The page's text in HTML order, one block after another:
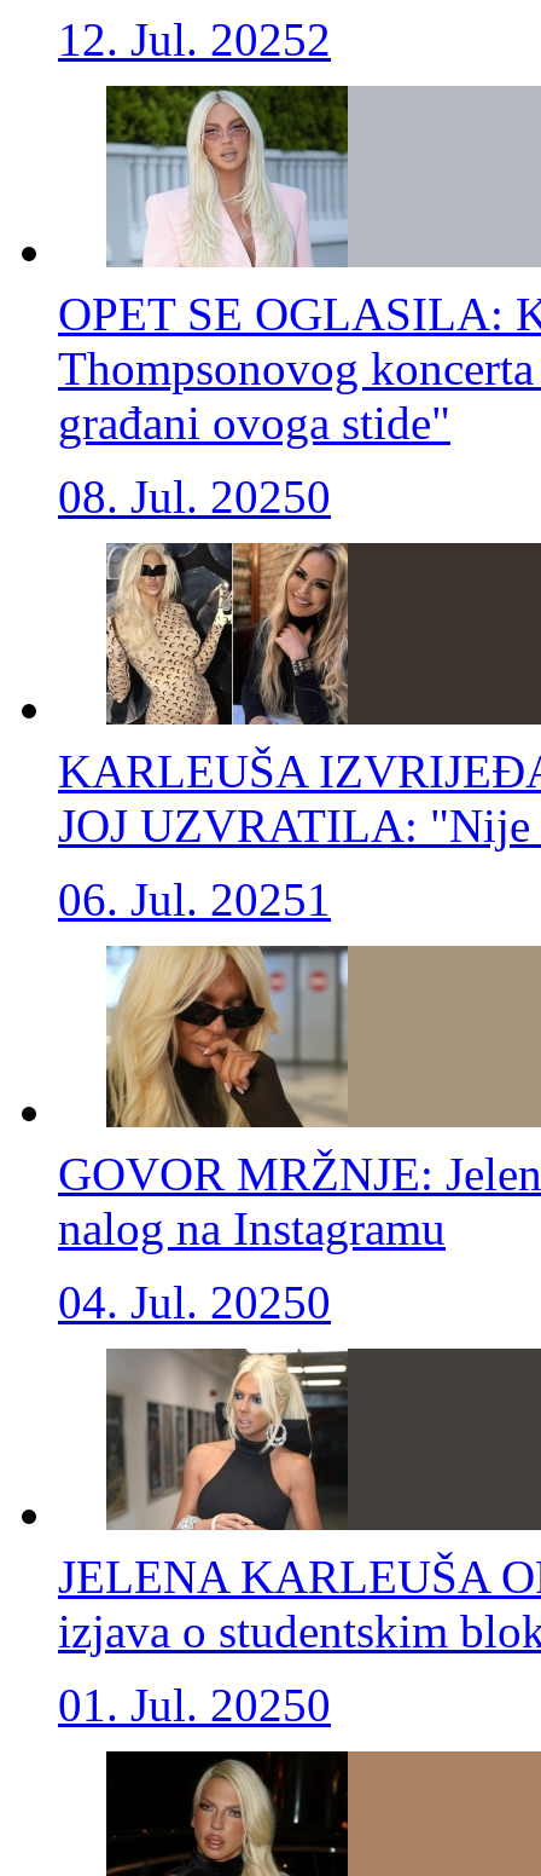
12. Jul. 20252
OPET SE OGLASILA:
Thompsonovog
građani ovoga stide"
08. Jul. 20250
KARLEUŠA
JOJ UZVRATILA: "Nije
06. Jul. 20251
GOVOR MRŽNJE:
nalog na Instagramu
04. Jul. 20250
JELENA KARLEUŠA
izjava o studentskim
01. Jul. 20250